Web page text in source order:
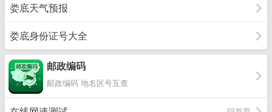
娄底天气预报
娄底身份证号大全
邮政编码
邮政编码 地名区号互查